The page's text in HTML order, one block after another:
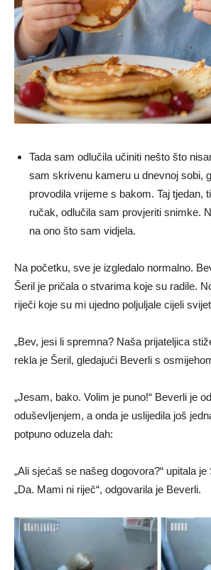
Tada sam odlučila učiniti nešto što
sam skrivenu kameru u dnevnoj sobi,
provodila vrijeme s bakom. Taj tjedan,
ručak, odlučila sam provjeriti snimke.
na ono što sam vidjela.
Na početku, sve je izgledalo normalno.
Šeril je pričala o stvarima koje su radile.
riječi koje su mi ujedno poljuljale cijeli
„Bev, jesi li spremna? Naša prijateljica
rekla je Šeril, gledajući Beverli s
„Jesam, bako. Volim je puno!“ Beverli je
oduševljenjem, a onda je uslijedila još
potpuno oduzela dah:
„Ali sjećaš se našeg dogovora?“ upitala je
„Da. Mami ni riječ“, odgovarila je Beverli.